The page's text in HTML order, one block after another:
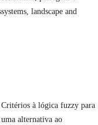
landscape and
à lógica fuzzy para
alternativa ao